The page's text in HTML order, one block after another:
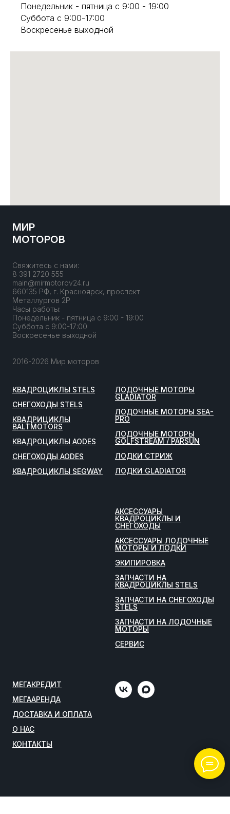
Понедельник - пятница с 9:00 - 19:00
Суббота с 9:00-17:00
Воскресенье выходной
МИР
МОТОРОВ
Свяжитесь с нами:
8 391 2720 555
main@mirmotorov24.ru
660135 РФ, г. Красноярск, проспект
Металлургов 2Р
Часы работы:
Понедельник - пятница с 9:00 - 19:00
Суббота с 9:00-17:00
Воскресенье выходной
2016-2026 Мир моторов
КВАДРОЦИКЛЫ STELS
СНЕГОХОДЫ STELS
КВАДРИЦИКЛЫ
BALTMOTORS
КВАДРОЦИКЛЫ AODES
СНЕГОХОДЫ AODES
КВАДРОЦИКЛЫ SEGWAY
ЛОДОЧНЫЕ МОТОРЫ
GLADIATOR
ЛОДОЧНЫЕ МОТОРЫ SEA-
PRO
ЛОДОЧНЫЕ МОТОРЫ
GOLFSTREAM / PARSUN
ЛОДКИ СТРИЖ
ЛОДКИ GLADIATOR
АКСЕССУАРЫ
КВАДРОЦИКЛЫ И
СНЕГОХОДЫ
АКСЕССУАРЫ ЛОДОЧНЫЕ
МОТОРЫ И ЛОДКИ
ЭКИПИРОВКА
ЗАПЧАСТИ НА
КВАДРОЦИКЛЫ STELS
ЗАПЧАСТИ НА СНЕГОХОДЫ
STELS
ЗАПЧАСТИ НА ЛОДОЧНЫЕ
МОТОРЫ
СЕРВИС
МЕГАКРЕДИТ
МЕГААРЕНДА
ДОСТАВКА И ОПЛАТА
О НАС
КОНТАКТЫ